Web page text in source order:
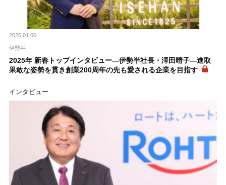
2025.01.06
伊勢半
2025年 新春トップインタビュー―伊勢半社長・澤田晴子―進取
果敢な姿勢を貫き創業200周年の先も愛される企業を目指す
インタビュー